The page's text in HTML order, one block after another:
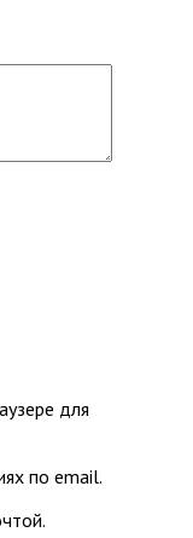
для
по email.